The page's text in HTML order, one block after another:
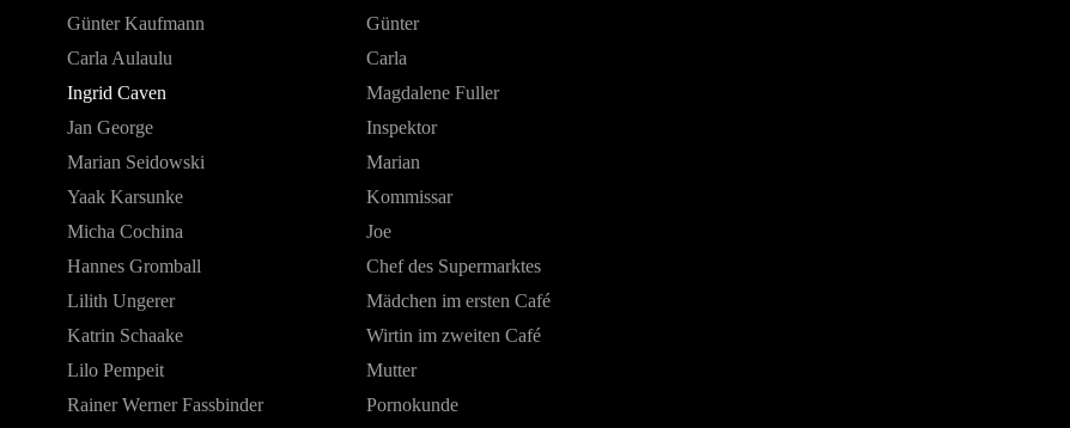
Günter Kaufmann
Günter
Carla Aulaulu
Carla
Ingrid Caven
Magdalene Fuller
Jan George
Inspektor
Marian Seidowski
Marian
Yaak Karsunke
Kommissar
Micha Cochina
Joe
Hannes Gromball
Chef des Supermarktes
Lilith Ungerer
Mädchen im ersten Café
Katrin Schaake
Wirtin im zweiten Café
Lilo Pempeit
Mutter
Rainer Werner Fassbinder
Pornokunde